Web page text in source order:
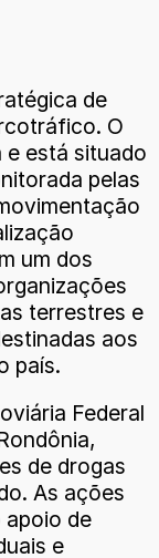
de
O
e está situado
pelas
um dos
terrestres e
aos
país.
Federal
de drogas
As ações
de
e